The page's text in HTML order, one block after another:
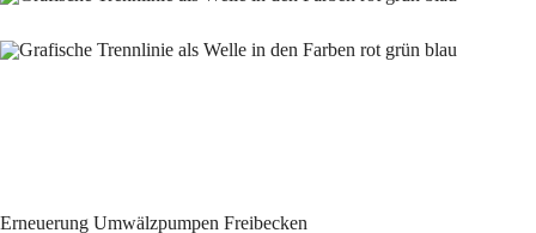
Erneuerung Umwälzpumpen Freibecken